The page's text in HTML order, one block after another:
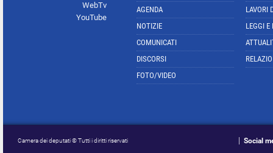
WebTv
YouTube
AGENDA
NOTIZIE
COMUNICATI
DISCORSI
FOTO/VIDEO
LAVORI
LEGGI E
Camera dei deputati © Tutti i diritti riservati Social